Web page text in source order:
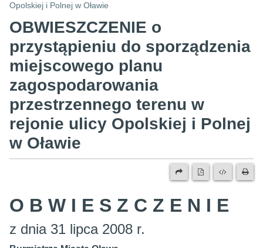
Opolskiej i Polnej w Oławie
OBWIESZCZENIE o
przystąpieniu do sporządzenia
miejscowego planu
zagospodarowania
przestrzennego terenu w
rejonie ulicy Opolskiej i Polnej
w Oławie
O B W I E S Z C Z E N I E
z dnia 31 lipca 2008 r.